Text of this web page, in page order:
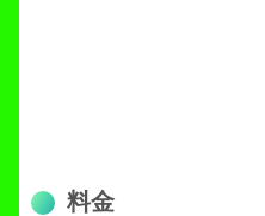
料金